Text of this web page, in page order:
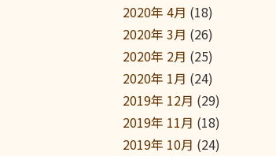
2020年 4月 (18)
2020年 3月 (26)
2020年 2月 (25)
2020年 1月 (24)
2019年 12月 (29)
2019年 11月 (18)
2019年 10月 (24)